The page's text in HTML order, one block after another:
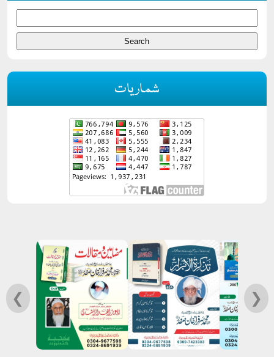
شماریات
❮ ❯